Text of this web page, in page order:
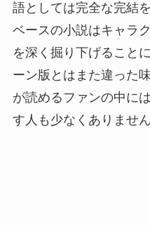
語としては完全な完結
ベースの小説はキャラ
を深く掘り下げること
ーン版とはまた違った
が読めるファンの中に
す人も少なくありません